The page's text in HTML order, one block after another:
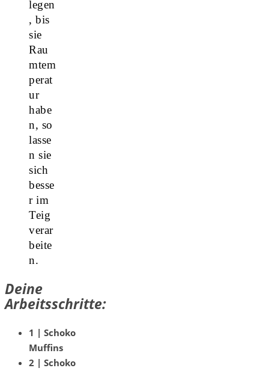
legen
, bis
sie
Rau
mtem
perat
ur
habe
n, so
lasse
n sie
sich
besse
r im
Teig
verar
beite
n.
Deine
Arbeitsschritte:
1 | Schoko
Muffins
2 | Schoko